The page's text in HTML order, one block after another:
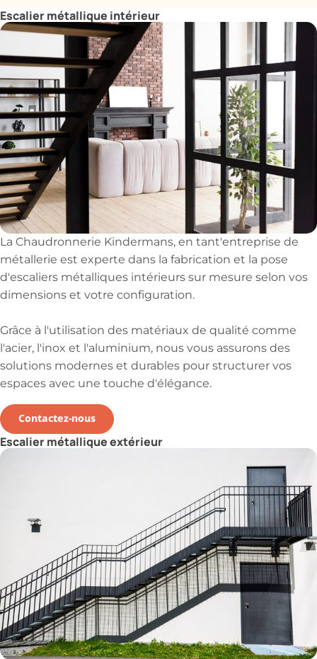
Escalier métallique intérieur
La Chaudronnerie Kindermans, en tant'entreprise de
métallerie est experte dans la fabrication et la pose
d'escaliers métalliques intérieurs sur mesure selon vos
dimensions et votre configuration.
Grâce à l'utilisation des matériaux de qualité comme
l'acier, l'inox et l'aluminium, nous vous assurons des
solutions modernes et durables pour structurer vos
espaces avec une touche d'élégance.
Contactez-nous
Escalier métallique extérieur